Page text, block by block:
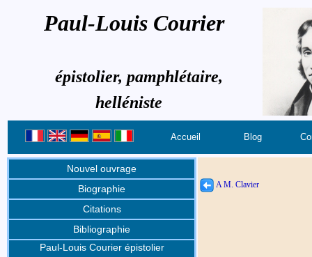
Paul-Louis Courier
épistolier, pamphlétaire,
helléniste
Accueil Blog
Nouvel ouvrage
Biographie
Citations
Bibliographie
Paul-Louis Courier épistolier
A M. Clavier